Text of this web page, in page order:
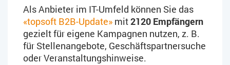
Als Anbieter im IT-Umfeld können Sie das
«topsoft B2B-Update» mit2120 Empfängern
gezielt für eigene Kampagnen nutzen, z. B.
für Stellenangebote, Geschäftspartnersuche
oder Veranstaltungshinweise.